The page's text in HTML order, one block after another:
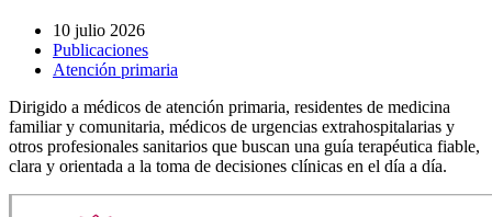
10 julio 2026
Publicaciones
Atención primaria
Dirigido a médicos de atención primaria, residentes de medicina
familiar y comunitaria, médicos de urgencias extrahospitalarias y
otros profesionales sanitarios que buscan una guía terapéutica fiable,
clara y orientada a la toma de decisiones clínicas en el día a día.